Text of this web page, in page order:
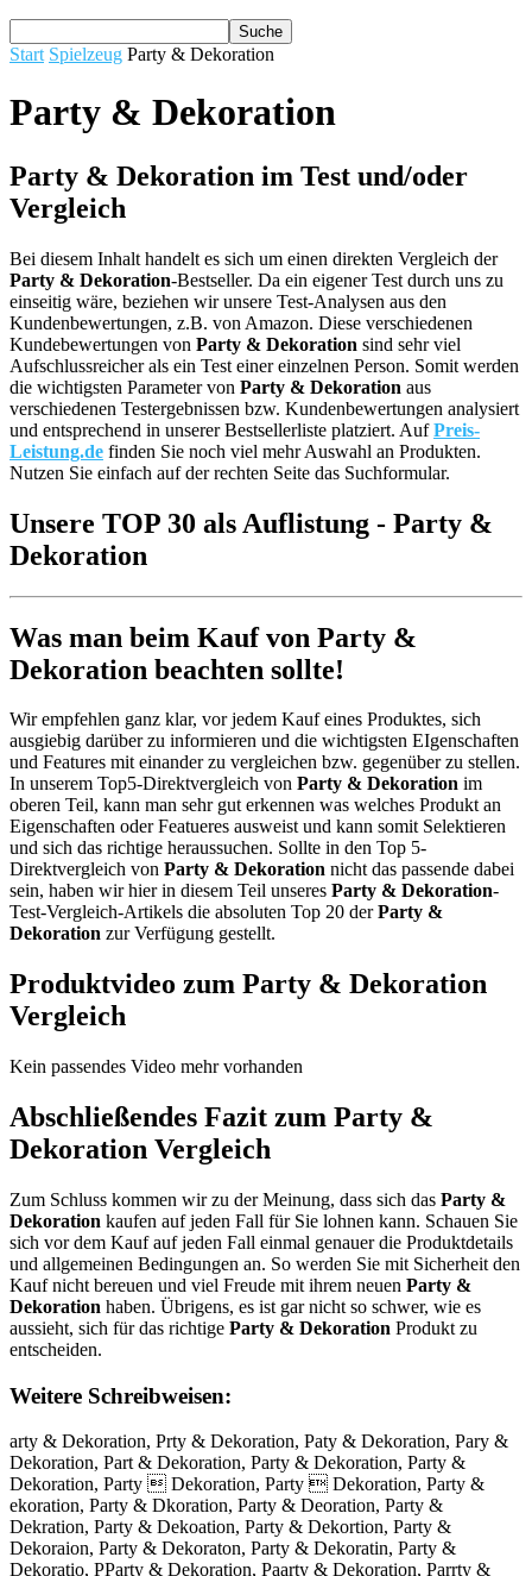
Start Spielzeug Party & Dekoration
Party & Dekoration
Party & Dekoration im Test und/oder
Vergleich
Bei diesem Inhalt handelt es sich um einen direkten Vergleich der
Party & Dekoration-Bestseller. Da ein eigener Test durch uns zu
einseitig wäre, beziehen wir unsere Test-Analysen aus den
Kundenbewertungen, z.B. von Amazon. Diese verschiedenen
Kundebewertungen von Party & Dekoration sind sehr viel
Aufschlussreicher als ein Test einer einzelnen Person. Somit werden
die wichtigsten Parameter von Party & Dekoration aus
verschiedenen Testergebnissen bzw. Kundenbewertungen analysiert
und entsprechend in unserer Bestsellerliste platziert. AufPreis-
Leistung.de finden Sie noch viel mehr Auswahl an Produkten.
Nutzen Sie einfach auf der rechten Seite das Suchformular.
Unsere TOP 30 als Auflistung - Party &
Dekoration
Was man beim Kauf von Party &
Dekoration beachten sollte!
Wir empfehlen ganz klar, vor jedem Kauf eines Produktes, sich
ausgiebig darüber zu informieren und die wichtigsten EIgenschaften
und Features mit einander zu vergleichen bzw. gegenüber zu stellen.
In unserem Top5-Direktvergleich von Party & Dekoration im
oberen Teil, kann man sehr gut erkennen was welches Produkt an
Eigenschaften oder Featueres ausweist und kann somit Selektieren
und sich das richtige heraussuchen. Sollte in den Top 5-
Direktvergleich von Party & Dekoration nicht das passende dabei
sein, haben wir hier in diesem Teil unseres Party & Dekoration-
Test-Vergleich-Artikels die absoluten Top 20 derParty &
Dekoration zur Verfügung gestellt.
Produktvideo zum Party & Dekoration
Vergleich
Kein passendes Video mehr vorhanden
Abschließendes Fazit zum Party &
Dekoration Vergleich
Zum Schluss kommen wir zu der Meinung, dass sich das Party &
Dekoration kaufen auf jeden Fall für Sie lohnen kann. Schauen Sie
sich vor dem Kauf auf jeden Fall einmal genauer die Produktdetails
und allgemeinen Bedingungen an. So werden Sie mit Sicherheit den
Kauf nicht bereuen und viel Freude mit ihrem neuen Party &
Dekoration haben. Übrigens, es ist gar nicht so schwer, wie es
aussieht, sich für das richtige Party & Dekoration Produkt zu
entscheiden.
Weitere Schreibweisen:
arty & Dekoration, Prty & Dekoration, Paty & Dekoration, Pary &
Dekoration, Part & Dekoration, Party & Dekoration, Party &
Dekoration, Party  Dekoration, Party  Dekoration, Party &
ekoration, Party & Dkoration, Party & Deoration, Party &
Dekration, Party & Dekoation, Party & Dekortion, Party &
Dekoraion, Party & Dekoraton, Party & Dekoratin, Party &
Dekoratio, PParty & Dekoration, Paarty & Dekoration, Parrty &